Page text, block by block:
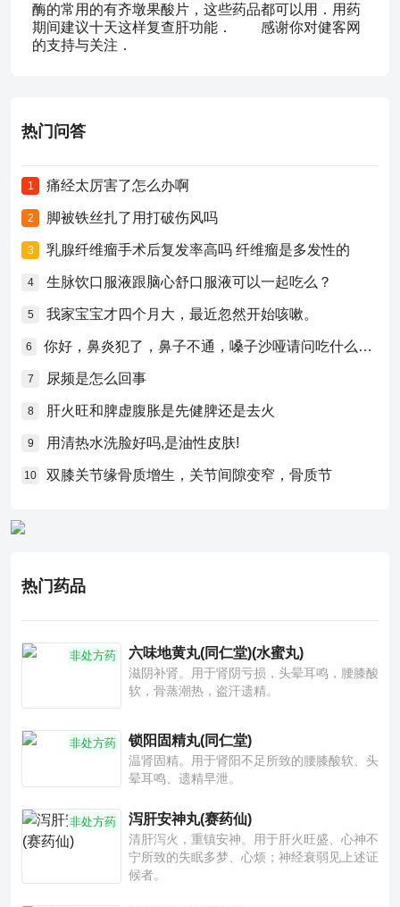
酶的常用的有齐墩果酸片，这些药品都可以用．用药
期间建议十天这样复查肝功能． 感谢你对健客网
的支持与关注．
热门问答
1 痛经太厉害了怎么办啊
2 脚被铁丝扎了用打破伤风吗
3 乳腺纤维瘤手术后复发率高吗 纤维瘤是多发性的
4 生脉饮口服液跟脑心舒口服液可以一起吃么？
5 我家宝宝才四个月大，最近忽然开始咳嗽。
6 你好，鼻炎犯了，鼻子不通，嗓子沙哑请问吃什么药比较好？
7 尿频是怎么回事
8 肝火旺和脾虚腹胀是先健脾还是去火
9 用清热水洗脸好吗,是油性皮肤!
10 双膝关节缘骨质增生，关节间隙变窄，骨质节
热门药品
非处方药 六味地黄丸(同仁堂)(水蜜丸)
滋阴补肾。用于肾阴亏损，头晕耳鸣，腰膝酸
软，骨蒸潮热，盗汗遗精。
非处方药 锁阳固精丸(同仁堂)
温肾固精。用于肾阳不足所致的腰膝酸软、头
晕耳鸣、遗精早泄。
非处方药 泻肝安神丸(赛药仙)
清肝泻火，重镇安神。用于肝火旺盛、心神不
宁所致的失眠多梦、心烦；神经衰弱见上述证
候者。